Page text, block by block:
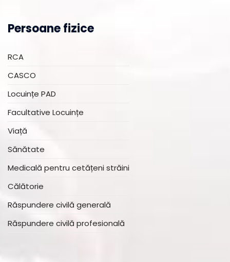
Persoane fizice
RCA
CASCO
Locuințe PAD
Facultative Locuințe
Viață
Sănătate
Medicală pentru cetățeni străini
Călătorie
Răspundere civilă generală
Răspundere civilă profesională